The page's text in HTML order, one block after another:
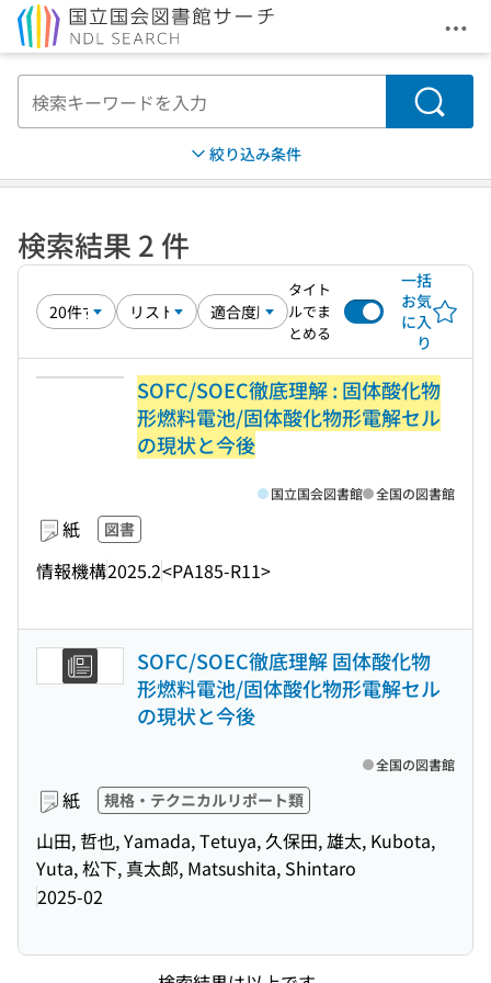
メ
検索
絞り込み条件
検索結果 2 件
タイト
ルでま
とめる
一括
お気
に入
り
SOFC/SOEC徹底理解 : 固体酸化物
形燃料電池/固体酸化物形電解セル
の現状と今後
紙 図書
情報機構2025.2<PA185-R11>
国立国会図書館 全国の図書館
SOFC/SOEC徹底理解 固体酸化物
形燃料電池/固体酸化物形電解セル
の現状と今後
紙 規格・テクニカルリポート類
山田, 哲也, Yamada, Tetuya, 久保田, 雄太, Kubota,
Yuta, 松下, 真太郎, Matsushita, Shintaro
2025-02
全国の図書館